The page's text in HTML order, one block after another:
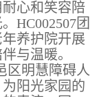
心和笑容陪
HC002507团
养护院开展
与温暖。
区明慧障碍人
阳光家园的